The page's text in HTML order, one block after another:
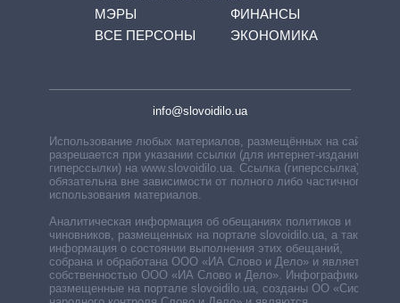
МЭРЫ
ВСЕ ПЕРСОНЫ
ФИНАНСЫ
ЭКОНОМИКА
info@slovoidilo.ua
Использование любых материалов, размещённых на сайте,
разрешается при указании ссылки (для интернет-изданий —
гиперссылки) на www.slovoidilo.ua. Ссылка (гиперссылка)
обязательна вне зависимости от полного либо частичного
использования материалов.
Аналитическая информация об обещаниях политиков и
чиновников, размещенных на портале slovoidilo.ua, а также
информация о состоянии выполнения этих обещаний,
собрана и обработана ООО «ИА Слово и Дело» и является
собственностью ООО «ИА Слово и Дело». Инфографики,
размещенные на портале slovoidilo.ua, созданы ОО «Система